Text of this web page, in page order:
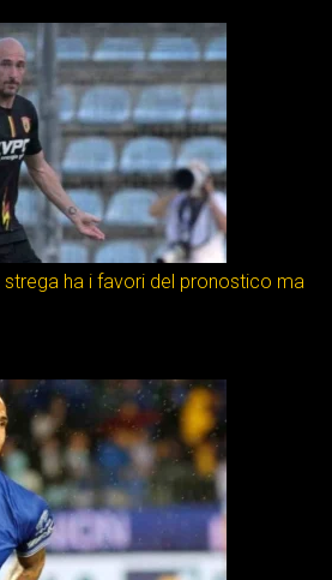
strega ha i favori del pronostico ma